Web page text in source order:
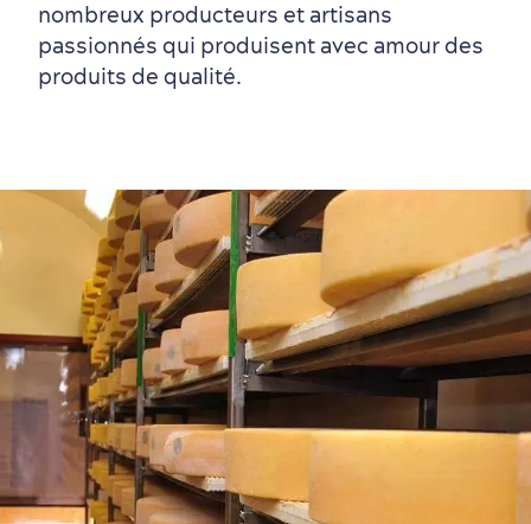
Vieux-Québec
Incontournables
7 expériences gourmandes
Où dormir?
Forfaits et rabais
nombreux producteurs et artisans
passionnés qui produisent avec amour des
produits de qualité.